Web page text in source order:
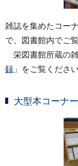
雑誌を集めたコー
で、図書館内でご
栄図書館所蔵の
録 」をご覧ください
大型本コーナー